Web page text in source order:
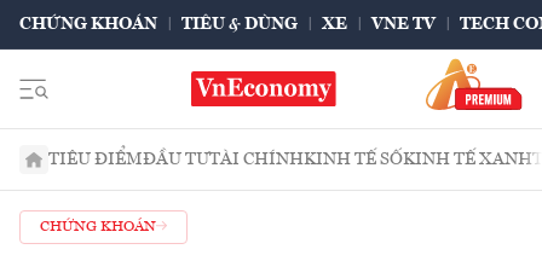
CHỨNG KHOÁN TIÊU & DÙNG XE VNE TV TECH
TIÊU ĐIỂMĐẦU TƯTÀI CHÍNHKINH TẾ SỐKINH TẾ XANH
CHỨNG KHOÁN